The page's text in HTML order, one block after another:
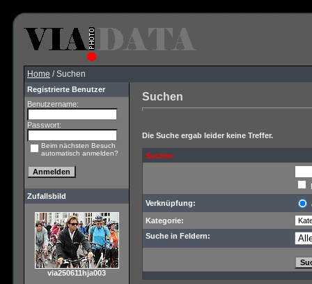
Home / Suchen
Registrierte Benutzer
Benutzername:
Passwort:
Beim nächsten Besuch
automatisch anmelden?
Zufallsbild
via250611hja003
Suchen
Die Suche ergab leider keine Treffer.
Suchen
Verknüpfung:
Kategorie:
Suche in Feldern: